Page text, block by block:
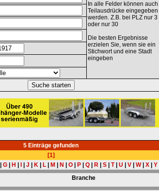
In alle Felder können auch
Teilausdrücke eingegeben
werden. Z.B. bei PLZ nur 3
oder nur 30
Die besten Ergebnisse
erzielen Sie, wenn sie ein
Stichwort und eine Stadt
eingeben
5 Einträge gefunden
[1]
G| H J K| L| M N O| P| Q| R| S| T| U V| W| X| Y|
Branche